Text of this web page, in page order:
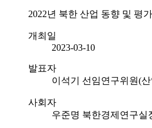
2022년 북한 산업 동향 및 평가
개최일
2023-03-10
발표자
이석기 선임연구위원(
사회자
우준명 북한경제연구실